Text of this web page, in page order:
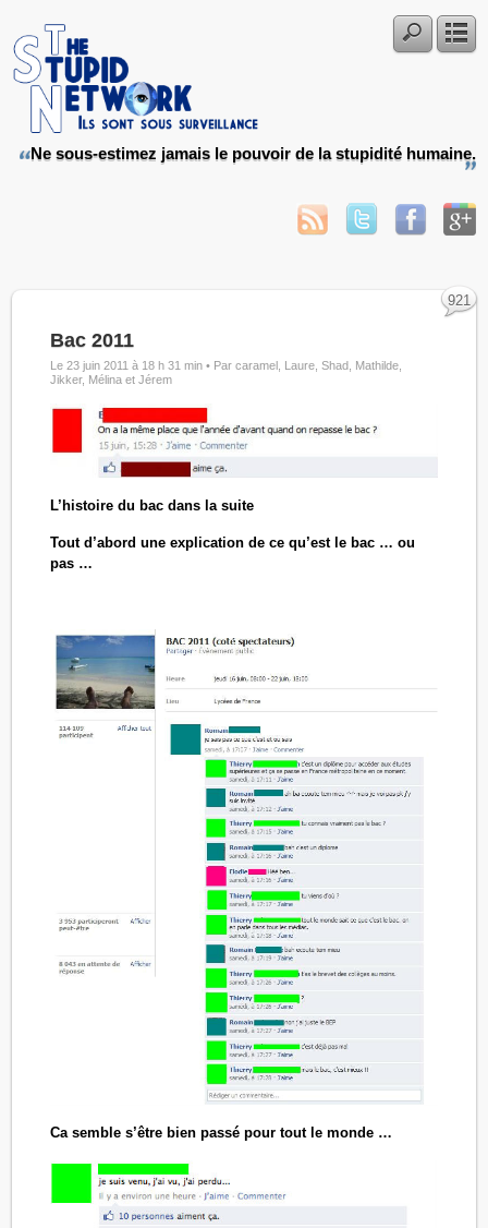
Ne sous-estimez jamais le pouvoir de la stupidité humaine.
Bac 2011
Le 23 juin 2011 à 18 h 31 min • Par caramel, Laure, Shad, Mathilde,
Jikker, Mélina et Jérem
L’histoire du bac dans la suite
Tout d’abord une explication de ce qu’est le bac … ou
pas …
Ca semble s’être bien passé pour tout le monde …
921